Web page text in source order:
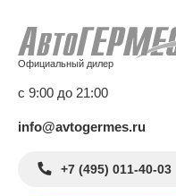
Официальный дилер
с 9:00 до 21:00
info@avtogermes.ru
+7 (495) 011-40-03